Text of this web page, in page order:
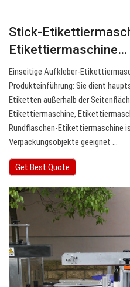
Stick-
Etikettiermaschine…
Einseitige Aufkleber-
Produkteinführung: Sie dient
Etiketten außerhalb der
Etikettiermaschine,
Rundflaschen-Etikettiermaschine
Verpackungsobjekte geeignet …
Get Best Quote